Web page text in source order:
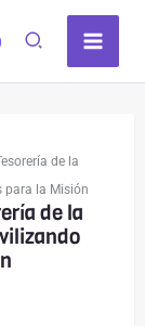
de la
para la Misión
de la